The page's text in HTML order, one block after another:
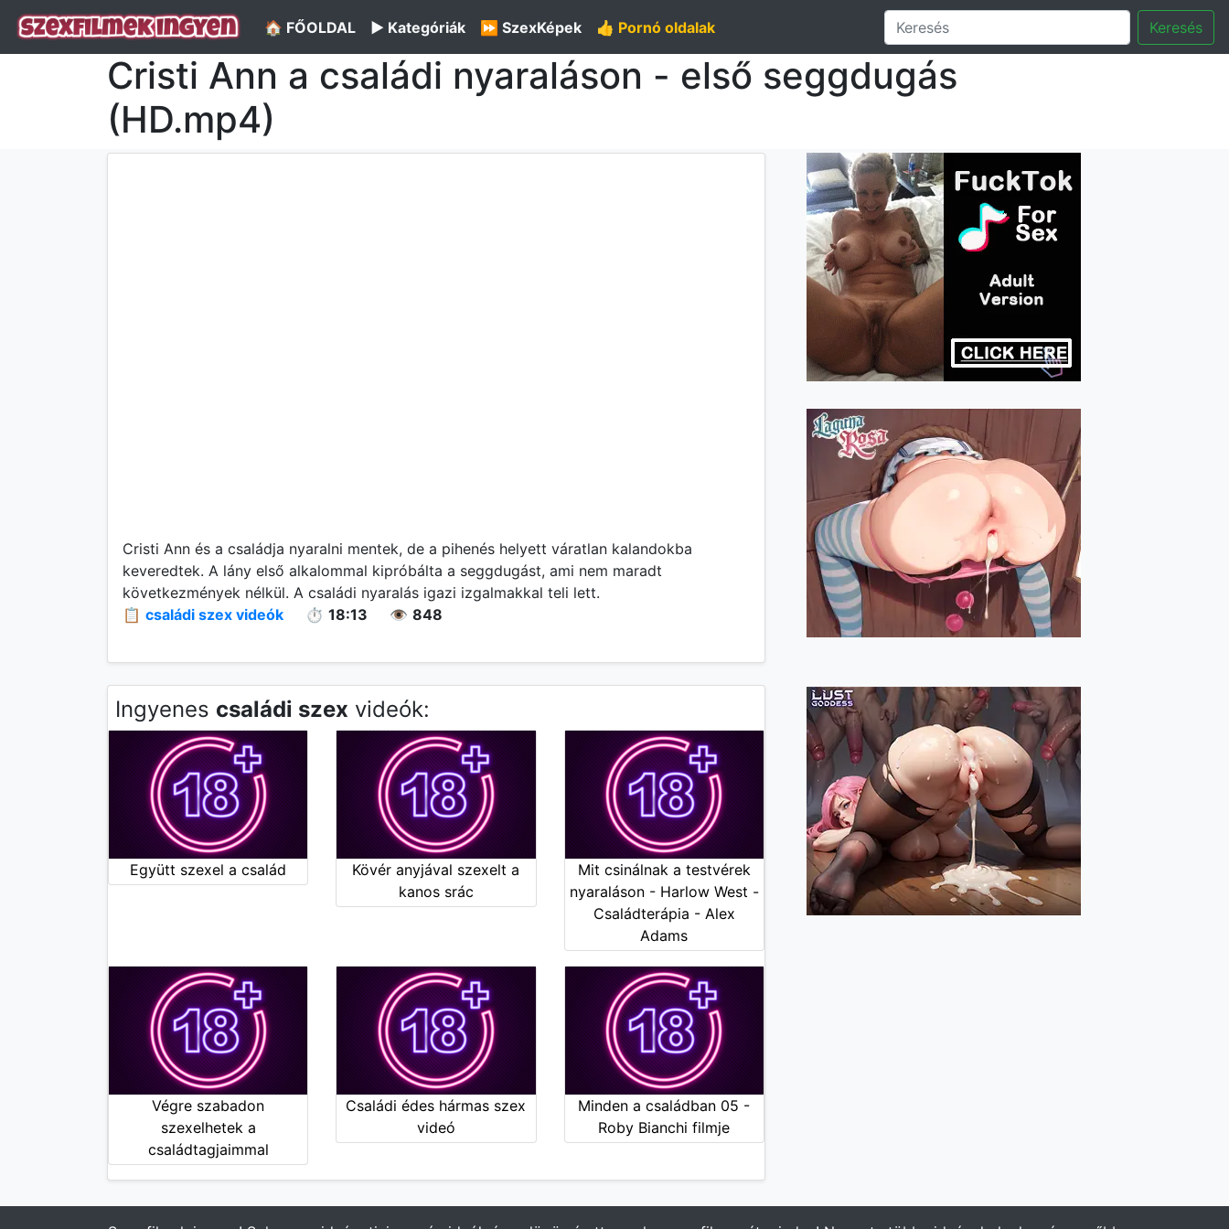
🏠 FŐOLDAL ▶️ Kategóriák ⏩ SzexKépek 👍 Pornó oldalak Keresés
Cristi Ann a családi nyaraláson - első seggdugás
(HD.mp4)
Cristi Ann és a családja nyaralni mentek, de a pihenés helyett váratlan kalandokba
keveredtek. A lány első alkalommal kipróbálta a seggdugást, ami nem maradt
következmények nélkül. A családi nyaralás igazi izgalmakkal teli lett.
📋 családi szex videók ⏱️ 18:13 👁️ 848
Ingyenes családi szex videók:
Együtt szexel a család
Kövér anyjával szexelt a
kanos srác
Mit csinálnak a testvérek
nyaraláson - Harlow West -
Családterápia - Alex
Adams
Végre szabadon
szexelhetek a
családtagjaimmal
Családi édes hármas szex
videó
Minden a családban 05 -
Roby Bianchi filmje